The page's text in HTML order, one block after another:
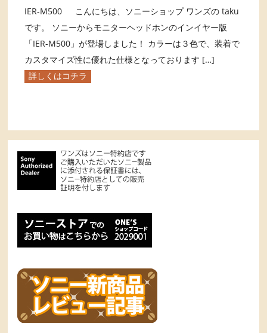
IER-M500 こんにちは、ソニーショップ ワンズの taku
です。 ソニーからモニターヘッドホンのインイヤー版
「IER-M500」が登場しました！ カラーは３色で、装着で
カスタマイズ性に優れた仕様となっております […]
詳しくはコチラ